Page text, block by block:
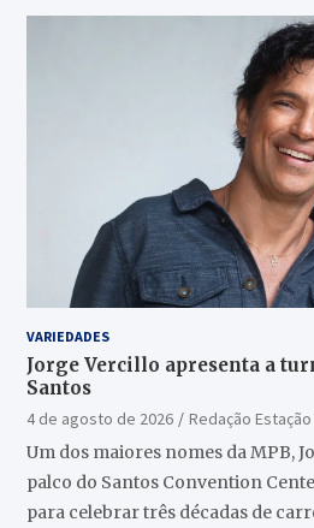
VARIEDADES
Jorge Vercillo apresenta a
Santos
4 de agosto de 2026
Redação
Um dos maiores nomes da MPB,
palco do Santos Convention
para celebrar três décadas de